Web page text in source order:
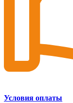
Условия оплаты